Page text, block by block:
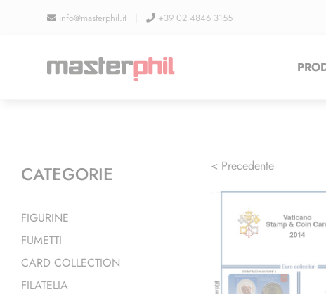
info@masterphil.it | +39 02 4846 3155
< Precedente
CATEGORIE
FIGURINE
FUMETTI
CARD COLLECTION
FILATELIA